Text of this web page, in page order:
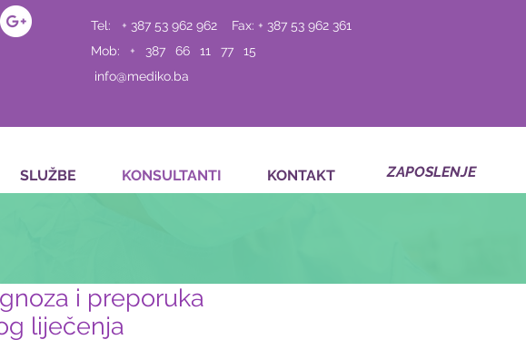
Tel: + 387 53 962 962 Fax: + 387 53 962 361
Mob: + 387 66 11 77 15
info@mediko.ba
SLUŽBE KONSULTANTI KONTAKT ZAPOSLENJE
i preporuka
liječenja